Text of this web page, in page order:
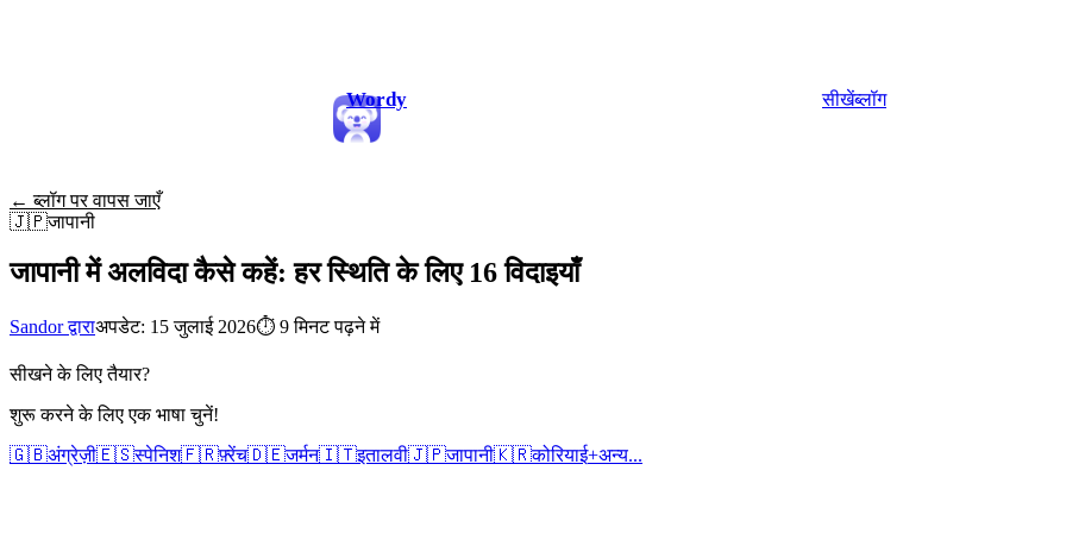
Wordy सीखेंब्लॉग
← ब्लॉग पर वापस जाएँ
🇯🇵जापानी
जापानी में अलविदा कैसे कहें: हर स्थिति के लिए 16 विदाइयाँ
Sandor द्वाराअपडेट: 15 जुलाई 2026⏱ 9 मिनट पढ़ने में
सीखने के लिए तैयार?
शुरू करने के लिए एक भाषा चुनें!
🇬🇧अंग्रेज़ी🇪🇸स्पेनिश🇫🇷फ़्रेंच🇩🇪जर्मन🇮🇹इतालवी🇯🇵जापानी🇰🇷कोरियाई+अन्य...